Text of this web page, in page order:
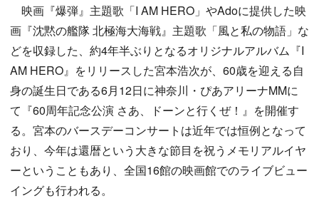
映画『爆弾』主題歌「I AM HERO」やAdoに提供した映
画『沈黙の艦隊 北極海大海戦』主題歌「風と私の物語」な
どを収録した、約4年半ぶりとなるオリジナルアルバム『I
AM HERO』をリリースした宮本浩次が、60歳を迎える自
身の誕生日である6月12日に神奈川・ぴあアリーナMMに
て『60周年記念公演 さあ、ドーンと行くぜ！』を開催す
る。宮本のバースデーコンサートは近年では恒例となって
おり、今年は還暦という大きな節目を祝うメモリアルイヤ
ーということもあり、全国16館の映画館でのライブビュー
イングも行われる。